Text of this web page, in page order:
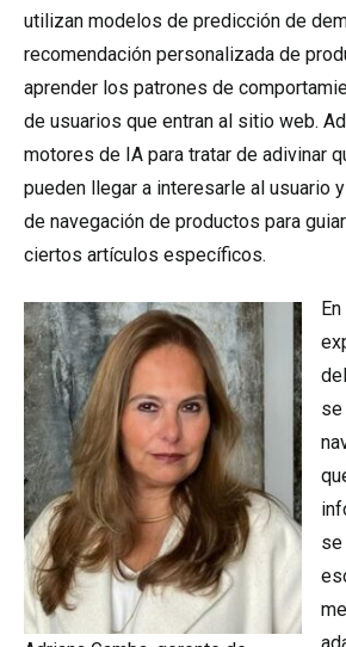
utilizan modelos de predicción de
recomendación personalizada de
aprender los patrones de
de usuarios que entran al sitio web.
motores de IA para tratar de adivinar
pueden llegar a interesarle al usuario
de navegación de productos para
ciertos artículos específicos.
se
se